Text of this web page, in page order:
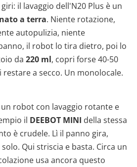
il lavaggio dell'N20 Plus è un
a terra. Niente rotazione,
autopulizia, niente
il robot lo tira dietro, poi lo
da 220 ml, copri forse 40-50
a secco. Un monolocale.
robot con lavaggio rotante e
il DEEBOT MINI della stessa
è crudele. Lì il panno gira,
Qui striscia e basta. Circa un
usa ancora questo